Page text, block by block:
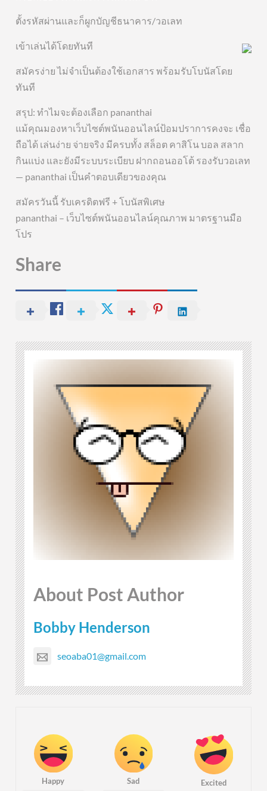
ตั้งรหัสผ่านและก็ผูกบัญชีธนาคาร/วอเลท
เข้าเล่นได้โดยทันที
สมัครง่าย ไม่จำเป็นต้องใช้เอกสาร พร้อมรับโบนัสโดย
ทันที
สรุป: ทำไมจะต้องเลือก pananthai
แม้คุณมองหาเว็บไซต์พนันออนไลน์ป้อมปราการคงจะ เชื่อ
ถือได้ เล่นง่าย จ่ายจริง มีครบทั้ง สล็อต คาสิโน บอล สลาก
กินแบ่ง และยังมีระบบระเบียบ ฝากถอนออโต้ รองรับวอเลท
— pananthai เป็นคำตอบเดียวของคุณ
สมัครวันนี้ รับเครดิตฟรี + โบนัสพิเศษ
pananthai – เว็บไซต์พนันออนไลน์คุณภาพ มาตรฐานมือ
โปร
Share
About Post Author
Bobby Henderson
seoaba01@gmail.com
Happy Sad Excited